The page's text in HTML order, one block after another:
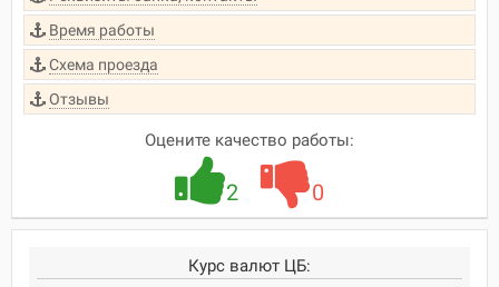
Время работы
Схема проезда
Отзывы
Оцените качество работы:
2 0
Курс валют ЦБ: